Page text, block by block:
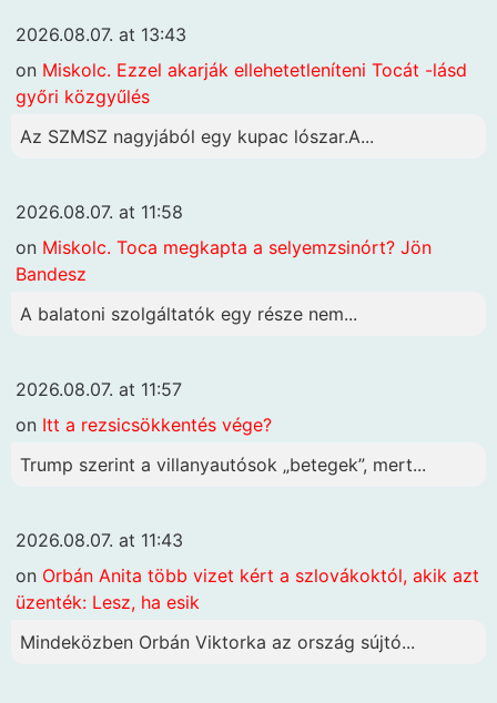
2026.08.07. at 13:43
on Miskolc. Ezzel akarják ellehetetleníteni Tocát -lásd
győri közgyűlés
Az SZMSZ nagyjából egy kupac lószar.A...
2026.08.07. at 11:58
on Miskolc. Toca megkapta a selyemzsinórt? Jön
Bandesz
A balatoni szolgáltatók egy része nem...
2026.08.07. at 11:57
on Itt a rezsicsökkentés vége?
Trump szerint a villanyautósok „betegek”, mert...
2026.08.07. at 11:43
on Orbán Anita több vizet kért a szlovákoktól, akik azt
üzenték: Lesz, ha esik
Mindeközben Orbán Viktorka az ország sújtó...